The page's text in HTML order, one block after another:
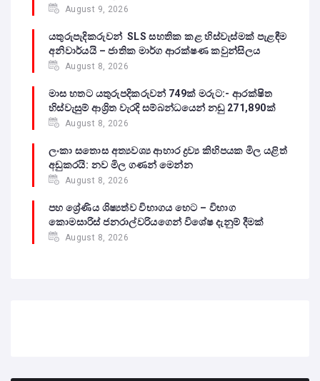
August 9, 2026
යතුරුපැදිකරුවන් SLS සහතික කළ හිස්වැස්මක් පැළඳීම
අනිවාර්යයි – ජාතික මාර්ග ආරක්ෂණ කවුන්සිලය
August 8, 2026
මාස හතට යතුරුපදිකරුවන් 749ක් මරුට:- ආරක්ෂිත
හිස්වැසුම් ආශ්‍රිත වැරදි සම්බන්ධයෙන් නඩු 271,890ක්
August 8, 2026
ලංකා සතොස අත්‍යවශ්‍ය ආහාර ද්‍රව්‍ය කිහිපයක මිල යළිත්
අඩුකරයි: නව මිල ගණන් මෙන්න
August 8, 2026
පහ ශ්‍රේණිය ශිෂ්‍යත්ව විභාගය හෙට – විභාග
කොමසාරිස් ජනරාල්වරියගෙන් විශේෂ දැනුම් දීමක්
August 8, 2026